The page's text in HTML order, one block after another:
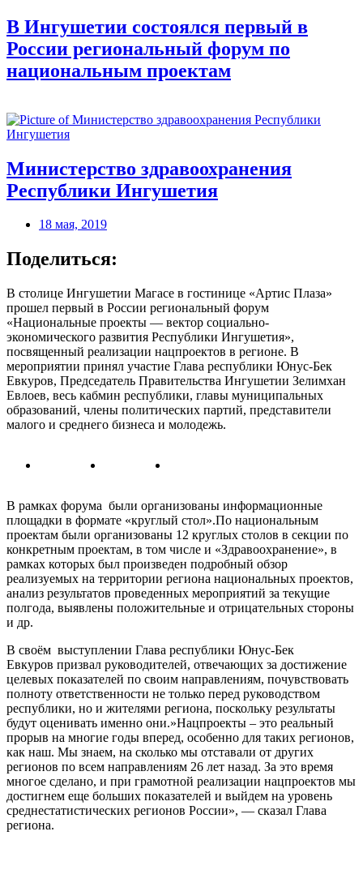
В Ингушетии состоялся первый в
России региональный форум по
национальным проектам
Министерство здравоохранения
Республики Ингушетия
18 мая, 2019
Поделиться:
В столице Ингушетии Магасе в гостинице «Артис Плаза»
прошел первый в России региональный форум
«Национальные проекты — вектор социально-
экономического развития Республики Ингушетия»,
посвященный реализации нацпроектов в регионе. В
мероприятии принял участие Глава республики Юнус-Бек
Евкуров, Председатель Правительства Ингушетии Зелимхан
Евлоев, весь кабмин республики, главы муниципальных
образований, члены политических партий, представители
малого и среднего бизнеса и молодежь.
В рамках форума были организованы информационные
площадки в формате «круглый стол».По национальным
проектам были организованы 12 круглых столов в секции по
конкретным проектам, в том числе и «Здравоохранение», в
рамках которых был произведен подробный обзор
реализуемых на территории региона национальных проектов,
анализ результатов проведенных мероприятий за текущие
полгода, выявлены положительные и отрицательных стороны
и др.
В своём выступлении Глава республики Юнус-Бек
Евкуров призвал руководителей, отвечающих за достижение
целевых показателей по своим направлениям, почувствовать
полноту ответственности не только перед руководством
республики, но и жителями региона, поскольку результаты
будут оценивать именно они.»Нацпроекты – это реальный
прорыв на многие годы вперед, особенно для таких регионов,
как наш. Мы знаем, на сколько мы отставали от других
регионов по всем направлениям 26 лет назад. За это время
многое сделано, и при грамотной реализации нацпроектов мы
достигнем еще больших показателей и выйдем на уровень
среднестатистических регионов России», — сказал Глава
региона.